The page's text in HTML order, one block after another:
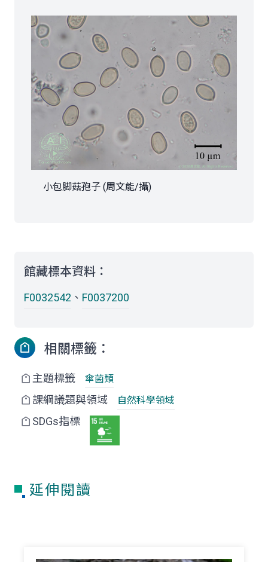
小包脚菇孢子 (周文能/攝)
館藏標本資料：
F0032542 、 F0037200
相關標籤：
主題標籤 傘菌類
課綱議題與領域 自然科學領域
SDGs指標
延伸閱讀